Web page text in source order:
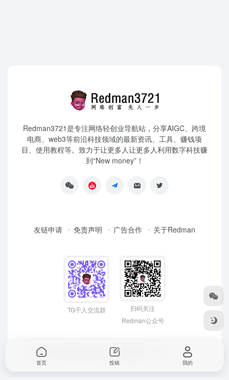
Redman3721是专注网络轻创业导航站，分享AIGC、跨境
电商、web3等前沿科技领域的最新资讯、工具、赚钱项
目、使用教程等。致力于让更多人让更多人利用数字科技赚
到“New money”！
友链申请 免责声明 广告合作 关于Redman
TG千人交流群
扫码关注
Redman公众号
Copyright © 2026 Redman3721 | 网络创富 先人一步！
首页 投稿 我的